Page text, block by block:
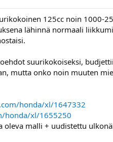
125cc noin
lähinnä normaali
suurikokoiseksi,
mutta onko noin muuten
honda/xl/1647332
honda/xl/1655250
malli + uudistettu